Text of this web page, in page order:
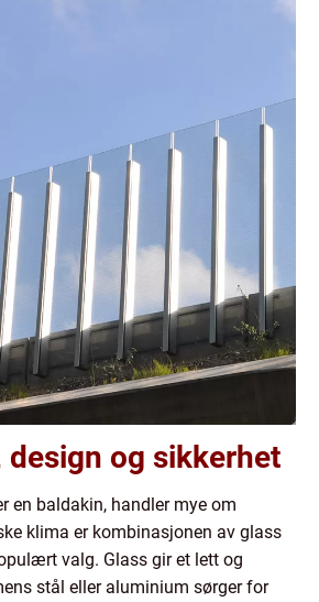
design og sikkerhet
en baldakin, handler mye om
klima er kombinasjonen av glass
valg. Glass gir et lett og
stål eller aluminium sørger for